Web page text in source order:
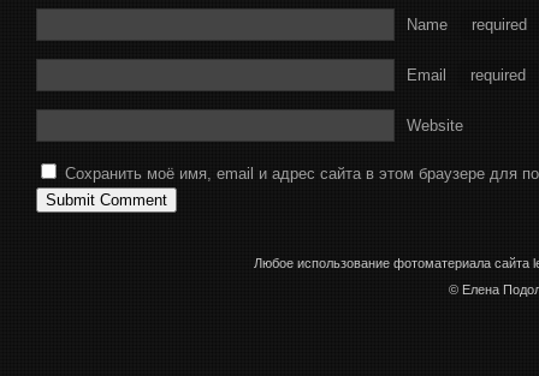
Name required
Email required
Website
Сохранить моё имя, email и адрес сайта в этом браузере для
Любое использование фотоматериала сайта
© Елена